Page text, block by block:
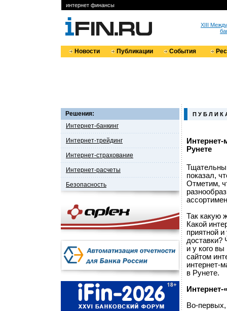
интернет финансы
XIII
Новости Публикации События
Решения:
Интернет-банкинг
Интернет-трейдинг
Интернет-страхование
Интернет-расчеты
Безопасность
П У Б Л И К
Рунете
показал,
Отметим,
Так какую
Какой
приятной
доставки?
и у кого
сайтом
интернет-
в Рунете.
Интернет-
Во-